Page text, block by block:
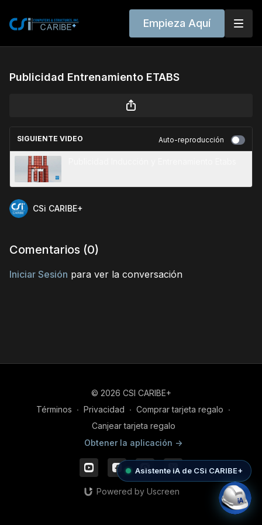
Empieza Aquí
Publicidad Entrenamiento ETABS
SIGUIENTE VIDEO Auto-reproducción
CSi CARIBE+
Comentarios (0)
Iniciar Sesión para ver la conversación
© 2026 CSI CARIBE+
Términos ∙ Privacidad ∙ Comprar tarjeta regalo ∙
Canjear tarjeta regalo
Obtener la aplicación ->
Powered by Uscreen
Asistente iA de CSi CARIBE+